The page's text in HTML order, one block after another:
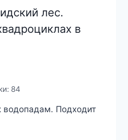
лес.
в
84
водопадам. Подходит